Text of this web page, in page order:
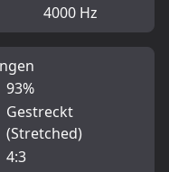
4000 Hz
93%
Gestreckt
(Stretched)
4:3